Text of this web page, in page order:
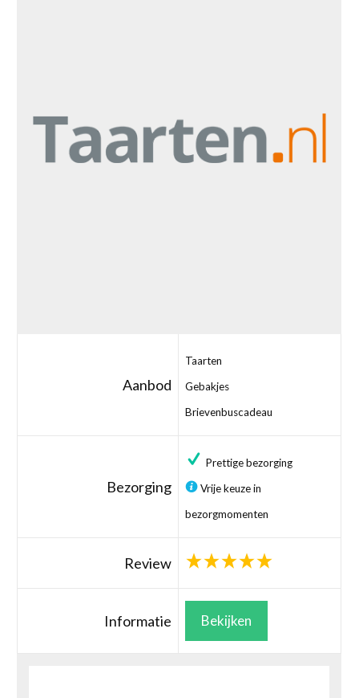
Aanbod
Taarten
Gebakjes
Brievenbuscadeau
Bezorging
Prettige bezorging
Vrije keuze in
bezorgmomenten
Review
Informatie Bekijken